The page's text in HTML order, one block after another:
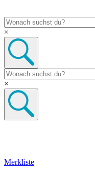
×
×
Merkliste